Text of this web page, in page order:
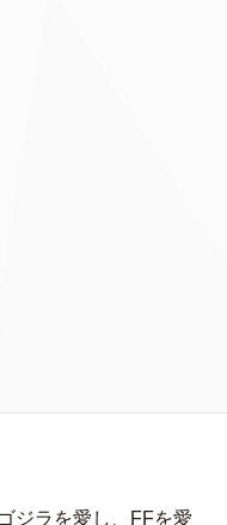
ジラを愛し、FFを愛